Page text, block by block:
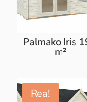
Palmako Iris
m²
Rea!